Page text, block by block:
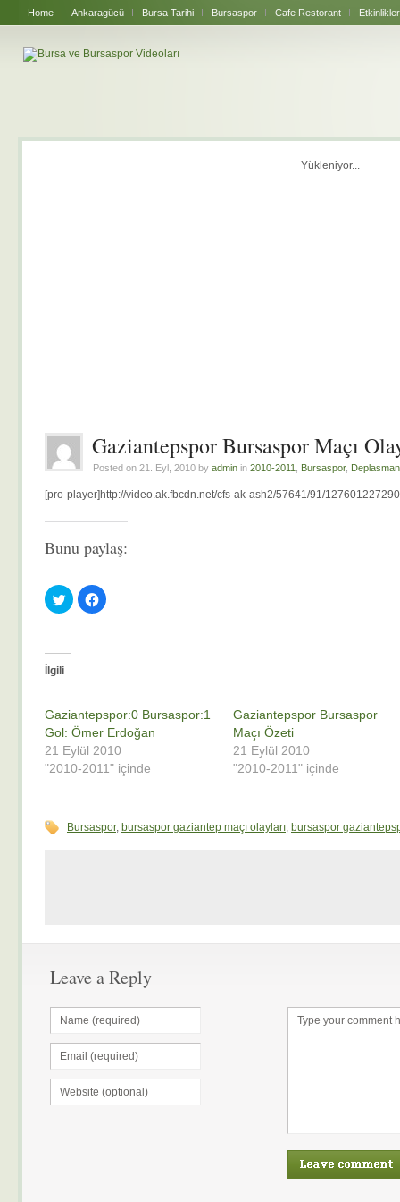
Home Ankaragücü Bursa Tarihi Bursaspor Cafe Restorant Etkinlikler
Yükleniyor...
Gaziantepspor Bursaspor Maçı
Posted on 21. Eyl, 2010 by admin in 2010-2011 Bursaspor,
[pro-player]http://video.ak.fbcdn.net/cfs-ak-ash2/57641/91/
Bunu paylaş:
Twitter
üzerinde
paylaşmak
(Yeni
Facebook'ta
paylaşmak
İlgili
Gaziantepspor:0 Bursaspor:1
Gol: Ömer Erdoğan
21 Eylül 2010
"2010-2011" içinde
Gaziantepspor Bursaspor
Maçı Özeti
21 Eylül 2010
"2010-2011" içinde
Bursaspor, bursaspor gaziantep maçı olayları, bursaspor
Leave a Reply